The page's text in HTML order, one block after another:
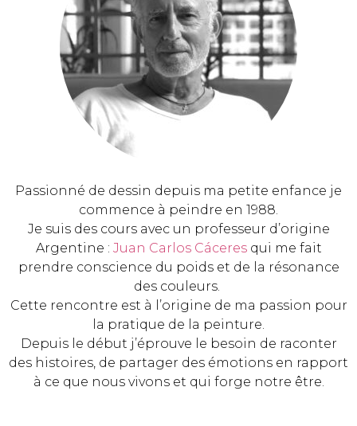
Passionné de dessin depuis ma petite enfance je
commence à peindre en 1988.
Je suis des cours avec un professeur d’origine
Argentine : Juan Carlos Cáceresqui me fait
prendre conscience du poids et de la résonance
des couleurs.
Cette rencontre est à l’origine de ma passion pour
la pratique de la peinture.
Depuis le début j’éprouve le besoin de raconter
des histoires, de partager des émotions en rapport
à ce que nous vivons et qui forge notre être.